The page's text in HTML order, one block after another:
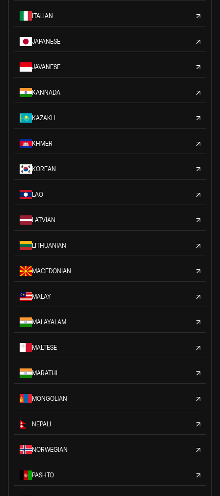
ITALIAN
JAPANESE
JAVANESE
KANNADA
KAZAKH
KHMER
KOREAN
LAO
LATVIAN
LITHUANIAN
MACEDONIAN
MALAY
MALAYALAM
MALTESE
MARATHI
MONGOLIAN
NEPALI
NORWEGIAN
PASHTO